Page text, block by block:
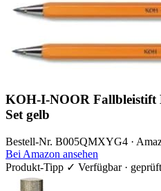
KOH-I-NOOR Fallbleistift
Set gelb
Bestell-Nr. B005QMXYG4 ·
Bei Amazon ansehen
Produkt-Tipp ✓ Verfügbar ·